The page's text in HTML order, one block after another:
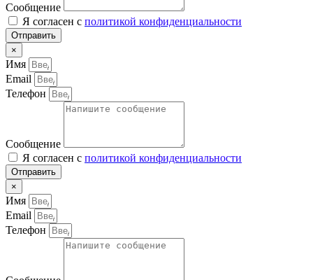
Сообщение
Я согласен с политикой конфиденциальности
Отправить
×
Имя
Email
Телефон
Сообщение
Я согласен с политикой конфиденциальности
Отправить
×
Имя
Email
Телефон